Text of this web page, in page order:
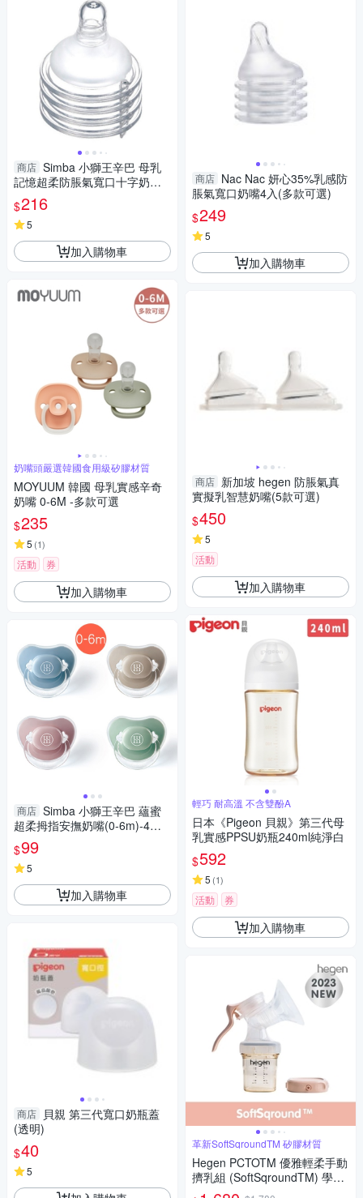
商店 Simba 小獅王辛巴 母乳
記憶超柔防脹氣寬口十字奶嘴
(S/M/L/XL)-4入【佳兒園婦幼
館】
$216
5
加入購物車
奶嘴頭嚴選韓國食用級矽膠材質
MOYUUM 韓國 母乳實感辛奇
奶嘴 0-6M -多款可選
$235
5 (1)
活動 券
加入購物車
商店 Simba 小獅王辛巴 蘊蜜
超柔拇指安撫奶嘴(0-6m)-4色
可選【佳兒園婦幼館】
$99
5
加入購物車
商店 貝親 第三代寬口奶瓶蓋
(透明)
$40
5
商店 Nac Nac 妍心35%乳感防
脹氣寬口奶嘴4入(多款可選)
$249
5
加入購物車
商店 新加坡 hegen 防脹氣真
實擬乳智慧奶嘴(5款可選)
$450
5
活動
加入購物車
輕巧 耐高溫 不含雙酚A
日本《Pigeon 貝親》第三代母
乳實感PPSU奶瓶240ml純淨白
$592
5 (1)
活動 券
加入購物車
革新SoftSqroundTM 矽膠材質
Hegen PCTOTM 優雅輕柔手動
擠乳組 (SoftSqroundTM) 學飲
杯/擠乳器/ 吸乳器/奶瓶/兒童水